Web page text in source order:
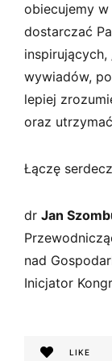
obiecujemy
dostarczać
inspirujących,
wywiadów,
lepiej
oraz
Łączę
dr Jan
nad
Inicjator
LIKE